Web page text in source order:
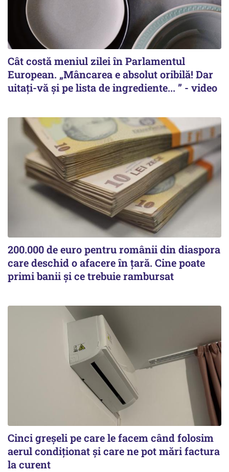
Cât costă meniul zilei în Parlamentul
European. „Mâncarea e absolut oribilă! Dar
uitați-vă și pe lista de ingrediente... ” - video
200.000 de euro pentru românii din diaspora
care deschid o afacere în țară. Cine poate
primi banii și ce trebuie rambursat
Cinci greșeli pe care le facem când folosim
aerul condiționat și care ne pot mări factura
la curent